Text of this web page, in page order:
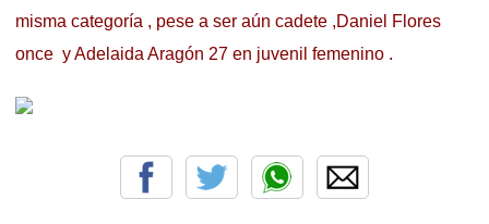
misma categoría , pese a ser aún cadete ,Daniel Flores
once y Adelaida Aragón 27 en juvenil femenino .